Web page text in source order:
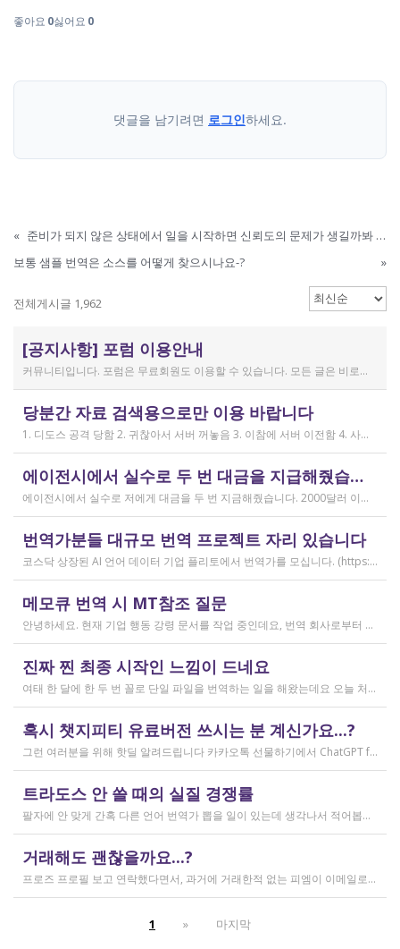
좋아요 0싫어요 0
댓글을 남기려면 로그인하세요.
«
준비가 되지 않은 상태에서 일을 시작하면 신뢰도의 문제가 생길까봐 걱정인데요...
보통 샘플 번역은 소스를 어떻게 찾으시나요-?
»
전체게시글 1,962
[공지사항] 포럼 이용안내
커뮤니티입니다. 포럼은 무료회원도 이용할 수 있습니다. 모든 글은 비로그인 사용자에게도 공개됩니다. 감사합니다.
당분간 자료 검색용으로만 이용 바랍니다
1. 디도스 공격 당함 2. 귀찮아서 서버 꺼놓음 3. 이참에 서버 이전함 4. 사라진 데이터는 없는 것 확인했는데, 일부 DB 설정이 활성화 안됨 5. 고칠 수는 있는데, 저희 집 신생아 협조 필요 6. 신생아가 협조하지 않음 현재 새글 쓰기, 신규 가입, 덧글 달기 등은 막아 두었습니다 언제든 3월 18일 전후 시점으로 롤백될 수 있습니다 디도스 공격은 10평짜리 구녕가게에 사람을 1만명 보내 영업방해를 하는 것과 같은 기법입니다. 왜 디도스 공격을 그렇게까지 열정적으로 하는가? 이것이 심해진 시점이 제가 출산하러 간다고 블라그에 글을 쓴 직후입니다. 적절한 비유인지 모르겠는데 암퇘지도 출산 후에는 도축 안 하지 않나 싶고요 옛날 같으면 이렇게 순하게 살지 않을 것인데, 요새 드는 생각이 좀 있습니다 사람은 노력해 봤자고, 사실 모든 능력치는 정해졌고 발현만 기다리는 것이 전부가 아닐까요 어떤 사람은 노력의 고점이 디도스 공격인 것입니다 그 애미도 한때는 가능성의 김칫국을 사발째 드링킹하며 키웠겠지요 저한테도 이 사이트를 유지할 유인이 있음은 말씀드렸으니 잘 이용해 주시면 그만인 것이고 시간 나시거든 디도스 공격자도 긍휼히 여겨 주시길 바랍니다
작성일
2026.04.15
에이전시에서 실수로 두 번 대금을 지급해줬습니다
에이전시에서 실수로 저에게 대금을 두 번 지금해줬습니다. 2000달러 이상을 두 번 wise로 지급받았습니다;;;; 에이전시에서 wise측으로 중복입금으로 인한 입금 취소 문의를 했는데 불가능하다고 답변을 받았다고 저에게 문의해달라고 하여, 저도 wise에 문의를 했지만, 입금자 정보를 알려준다면 취소 가능한 것 처럼 말하다가 결국 완료된 송금이라 취소가 불가능하다는 답변을 최종 전달받았습니다. 잘 쓰지 않는 계정이라 대금은 그대로 있는데 이 경우 제가 에이전시 계좌로 2000달러를 직접 재송금해도 문제가 없을까요..?? 추후 제 수익으로 잡혀서 세금문제나 기타 다른 사항이 복잡해질 것 같아서 wise에서 취소해주길 간절히 바랬는데ㅜㅜㅜ 이런경험이 있으시다면 어떻게 해결하셨나요ㅠㅠㅠ;;;
작성일
2026.04.04
번역가분들 대규모 번역 프로젝트 자리 있습니다
코스닥 상장된 AI 언어 데이터 기업 플리토에서 번역가를 모십니다. (https://startups.koraia.org/company/297) • 번역할 내용: 일상 대화, 일반 문장 중심의 단문 데이터 (전문지식 불필요) • 참여 프로젝트: 단문 번역(Human Translation) • 모집 언어쌍: 한국어 <> 다국어 • 목적: AI 학습용 데이터셋 구축 • 근무 형태: 재택 근무(학생, 프리랜서 번역가 환영) • 근무방법: Flitto 플랫폼 또는 엑셀 파일을 이용하여 작업 진행 - 파일 1개당 약 9,800단어 (언어쌍별 상이) - 파일 단위로 작업하며 1개만 참여도 가능 (이후 추가 참여 선택 가능) - 파일 1개 번역에 약 3~4일 데드라인 부여 - 파일 1개 번역 시 약 180,000원 ~ 386,000원 수준 (언어쌍별 상이) - 정산은 월 1회 지급 (플리토 정산 기준) - 프로젝트 기간: 약 1~3개월 (자율 참여) ★작업 단가: 한국어 → 스페인어: 9,800단어, 38.4원/단어, 파일 1개 완료 시 약 376,800원 스페인어 → 한국어: 9,800단어, 33.8원/단어, 파일 1개 완료 시 약 331,000원 한국어 → 러시아어: 9,800단어, 26.1원/단어, 파일 1개 완료 시 약 255,000원 한국어 → 중국어(간체): 9,800단어, 23.0원/단어, 파일 1개 완료 시 약 225,000원 중국어(간체) → 한국어: 16,800글자, 18.4원/글자, 파일 1개 완료 시 약 309,000원 한국어 → 중국어(번체): 9,800단어, 26.1원/단어, 파일 1개 완료 시 약 255,000원 중국어(번체) → 한국어: 16,800글자, 23.0원/글자, 파일 1개 완료 시 약 386,000원 한국어 → 베트남어: 9,800단어, 18.4원/단어, 파일 1개 완료 시 약 180,000원 베트남어 → 한국어: 9,800단어, 23.0원/단어, 파일 1개 완료 시 약 225,000원 *실제 업무시 수령 금액은 단가 및 작업량에 따라 위 금액과 차이가 있을 수 있습니다. *플리토 플랫폼(작업 툴) 작업 시 상응하는 포인트로 단가가 지급됩니다. 다음 링크로 신청 부탁드립니다: https://form.jotform.com/253371208518456?source_channel=albamon
메모큐 번역 시 MT참조 질문
안녕하세요. 현재 기업 행동 강령 문서를 작업 중인데요, 번역 회사로부터 메모큐 서버에서 메모큐 파일을 받았습니다. 번역회사에서 아이디와 비밀번호를 받아서 작업을 하는데 데스크탑 메모큐가 무료 버전이어서인지 이것저것 만져보다 보니(TM(만들어서 처음 해보는 문서 얼라인 시도), 라이브독스, 텀베이스등 눌러보는 행위) 밑의 사진과 같이 번역메모리 연결도 안된다고 하고 분명 어떤 파일에도 체크가 안 되어있는데 하나의 파일로만 연결 가능하다고 해서... 데스크탑 메모큐에서는 번역이 어렵다고 판단하여 그대로 이중언어 파일을 익스포트 해서 트라도스로 번역했습니다. (얼라인먼트 기능 사용해 2023년의 공식 한글 번역을 레퍼런스로 번역) 그랬더니 (메모큐에선 단순했던 코드가 트라도스에 복잡하게 나타나더라고요 아무튼 이것들을 해결하고 QA도 돌리고 나서...) 이중언어 파일을 메모큐에서 받으려다 보니 또 Free mode issue로 지원하지 않는 기능이라고 하더라고요. 그래서... 웹 메모큐를 사용해 태초부터 번역을 진행 중인데, 자동 번역으로 MT가 뜨는 걸 딸깍딸깍하고 확정 중이었는데 뭔가 이래도 되나 하는 생각이 들어서 질문하러 왔습니다. (이렇게 뜨는 걸 딸깍 확정 딸깍 확정 반복...) 클라이언트가 가이드라인을 주진 않았고 처음 파일을 줄 때 그 회사의 텀베이스가 연결된 파일을 줘서 그거 기반으로 한글 뜻이 맞으면 맞는 가이드라인이겠거니 하고 있는데 문장 부호나 말투나 뭔가 좀 기계번역의 날것을 적용하고 있다는 생각이 들어서... 이럴 땐 어떻게 해야하는지 여쭤보고 싶어요. 제가 트라도스로 번역한 세그먼트를 메모큐 타겟 세그먼트에 복붙하면 오류가 나는데 그냥 코드를 빼고 제가 트라도스에서 번역한걸 메모큐로 손수 옮겨야 할까요..!! 오늘 새벽 내내 기술 배우라는게 다른게 아니라 이걸 잘 알아두라는 말이었구나 하면서 깨달음을 얻었습니다...
진짜 찐 최종 시작인 느낌이 드네요
여태 한 달에 한 두 번 꼴로 단일 파일을 번역하는 일을 해왔는데요 오늘 처음으로 모 회사에서 트라도스 패키지 파일로 전달하는 일을!!! 주셔서 열어봤습니다. ...너무 떨리네요 원래 타겟 세그먼트에 아무것도 없었는데, NMT나 100프로 매치로 채워져있고 그래요 맨 처음 일을 받고 돈을 받았을 때가 커리어의 시작이라고 생각했는데 몇 달 동안 그런 식으로 많으면 두 세개 정도의 일을 받다가 오늘 나름 볼륨 있는 업무를 맡게 되니까 뭔가 커리어의 [진짜_찐_시작_최종] 같고 긴장되네요 잘 해내고 싶어서 떨리고,,,,,, 잘 할 수 있을까 싶고 크아악 다들 2월에 일 잘 해내고 계신가요 여태껏 검색 기능을 사용해 눈팅만 해왔는데 산번혁 회원님들의 번역가 라이프는 어떻게 굴러가고 있는지 궁금하네요 호호호
2026.02.20
혹시 챗지피티 유료버전 쓰시는 분 계신가요...?
그런 여러분을 위해 핫딜 알려드립니다 카카오톡 선물하기에서 ChatGPT for Kakao 쳐서 들어가 보시면 한달에 200달러짜리 프로 버전을 2만9천원에 팔고 있습니다. 이벤트 성이라서 계속 판매는 안 할 것 같고 5개 구매 제한도 있긴 하지만, 어차피 3만원씩 내고 플러스 버전 쓰시고 계시다면 같은 가격에 프로 써보는 것도 나쁘지 않을 것 같아요 ㅎㅎ 저도 혹시 사기 아닌가 긴가민가했는데 진짜 프로 버전 맞더라고요.
트라도스 안 쓸 때의 실질 경쟁률
팔자에 안 맞게 간혹 다른 언어 번역가 뽑을 일이 있는데 생각나서 적어봅니다 트라도스/메모큐를 사야 하냐? 라는 질문은 설득의 대상이 아니라고 생각해서 그냥 두는 편인데요 질문 전 적극적으로 정보를 찾아보는 상태에서는 의미가 있을 것입니다 뽑히는 입장에선 잘 모르는데, 뽑는 입장에서는 트라도스/메모큐 안 쓰는 사람은 걸러버리면 정말 편합니다 주어진 업무를 못 한다는 뜻이거든요 1) 용어 1천개가 든 용어집이 있음 2) 기존에 쓰던 번역 메모리가 있음 상당히 흔한 상황인데, 트라도스/메모큐를 안 쓰고 외워서 작업이 가능한 사람은 산업스파이 쪽으로 가셔야지 여기 있으면 안 됨 저 스크린샷에도 제가 답변한 사람은 얼마 안 되는데요 챗지피티로 '트라도스 사용자/기타 요건(단가 등)' 맞는 사람만 필터로 건져서 답변하는 겁니다 아마 트라도스 안 써도 되는 운전면허증 번역같은 업무도 있을 텐데, 그런 것은 단발성이고 업데이트가 없으며 없는 자들끼리 경쟁해서 경쟁률이 아주 높을 겁니다.
거래해도 괜찮을까요...?
프로즈 프로필 보고 연락했다면서, 과거에 거래한적 없는 피엠이 이메일로 의뢰를 주셨는데요 샘테도 보지 않고 4일안에 19000단어 영한번역을 해달라는데 거래해도 괜찮을까요..? 거래한적 한번도 없는 뉴비한테 샘테도 없이 프로젝트를 던져주니 이거 사기인거 아닌가 좀 걱정이 됩니다. 급한데 사람구하기 어려워서일까요? 게다가 전 이력서상 경력도 몇줄 안되는 초보중의 초보입니다...
1 » 마지막